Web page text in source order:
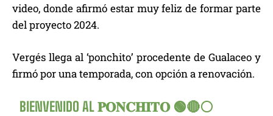
video, donde afirmó estar muy feliz de formar parte
del proyecto 2024.
Vergés llega al ‘ponchito’ procedente de Gualaceo y
firmó por una temporada, con opción a renovación.
BIENVENIDO AL 𝐏𝐎𝐍𝐂𝐇𝐈𝐓𝐎 🟢🔴⚪